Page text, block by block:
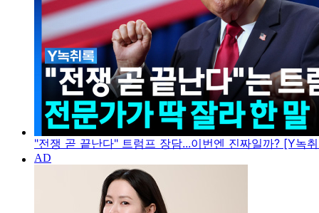
"전쟁 곧 끝난다" 트럼프 장담...이번엔 진짜일까? [Y녹